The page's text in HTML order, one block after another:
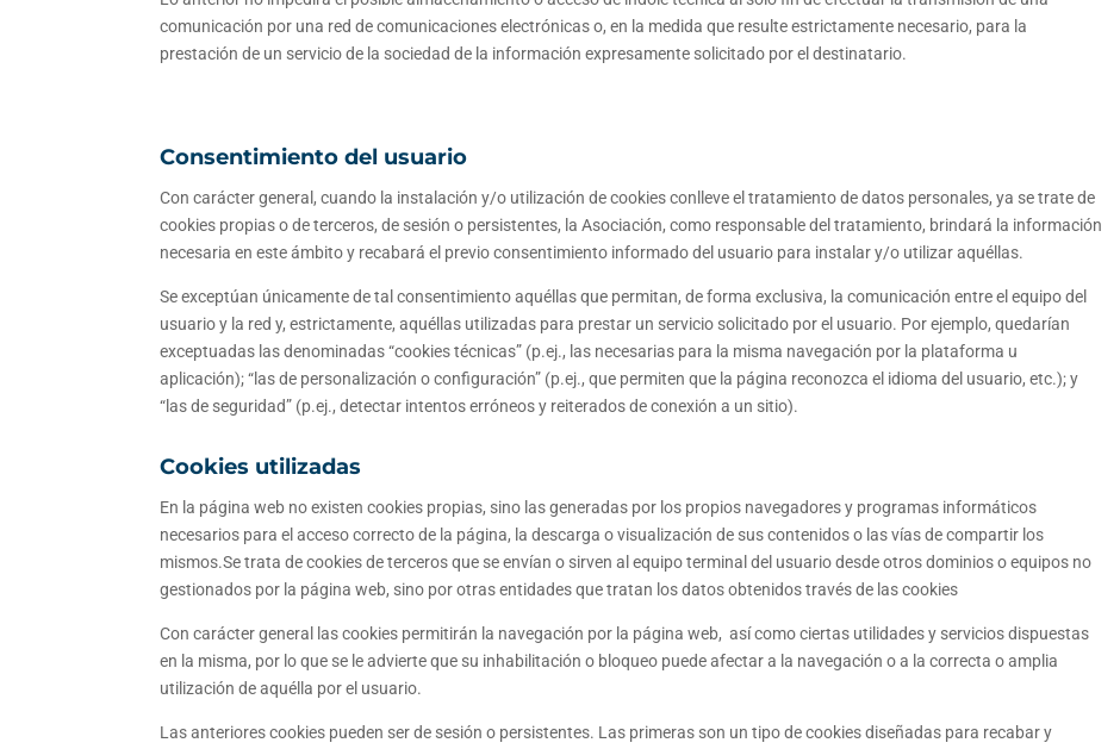
comunicación por una red de comunicaciones electrónicas o, en la medida que resulte estrictamente necesario, para la
prestación de un servicio de la sociedad de la información expresamente solicitado por el destinatario.
Consentimiento del usuario
Con carácter general, cuando la instalación y/o utilización de cookies conlleve el tratamiento de datos personales, ya se trate de
cookies propias o de terceros, de sesión o persistentes, la Asociación, como responsable del tratamiento, brindará la información
necesaria en este ámbito y recabará el previo consentimiento informado del usuario para instalar y/o utilizar aquéllas.
Se exceptúan únicamente de tal consentimiento aquéllas que permitan, de forma exclusiva, la comunicación entre el equipo del
usuario y la red y, estrictamente, aquéllas utilizadas para prestar un servicio solicitado por el usuario. Por ejemplo, quedarían
exceptuadas las denominadas “cookies técnicas” (p.ej., las necesarias para la misma navegación por la plataforma u
aplicación); “las de personalización o configuración” (p.ej., que permiten que la página reconozca el idioma del usuario, etc.); y
“las de seguridad” (p.ej., detectar intentos erróneos y reiterados de conexión a un sitio).
Cookies utilizadas
En la página web no existen cookies propias, sino las generadas por los propios navegadores y programas informáticos
necesarios para el acceso correcto de la página, la descarga o visualización de sus contenidos o las vías de compartir los
mismos.Se trata de cookies de terceros que se envían o sirven al equipo terminal del usuario desde otros dominios o equipos no
gestionados por la página web, sino por otras entidades que tratan los datos obtenidos través de las cookies
Con carácter general las cookies permitirán la navegación por la página web, así como ciertas utilidades y servicios dispuestas
en la misma, por lo que se le advierte que su inhabilitación o bloqueo puede afectar a la navegación o a la correcta o amplia
utilización de aquélla por el usuario.
Las anteriores cookies pueden ser de sesión o persistentes. Las primeras son un tipo de cookies diseñadas para recabar y